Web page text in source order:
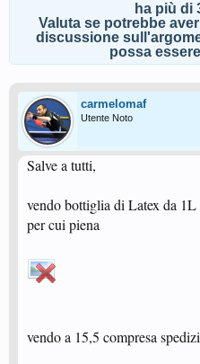
ha più di
Valuta se potrebbe
discussione
possa
carmelomaf
Utente Noto
Salve a tutti,
vendo bottiglia di Latex da 1L
per cui piena
vendo a 15,5 compresa